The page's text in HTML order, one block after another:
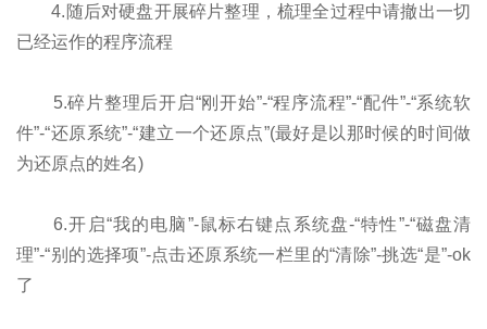
4.随后对硬盘开展碎片整理，梳理全过程中请撤出一切
已经运作的程序流程
5.碎片整理后开启“刚开始”-“程序流程”-“配件”-“系统软
件”-“还原系统”-“建立一个还原点”(最好是以那时候的时间做
为还原点的姓名)
6.开启“我的电脑”-鼠标右键点系统盘-“特性”-“磁盘清
理”-“别的选择项”-点击还原系统一栏里的“清除”-挑选“是”-ok
了